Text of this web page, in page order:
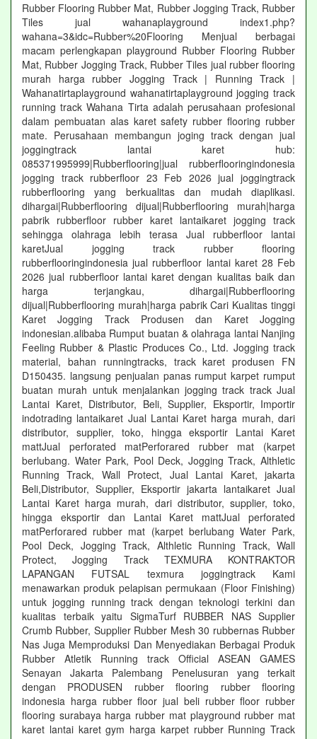
Rubber Flooring Rubber Mat, Rubber Jogging Track, Rubber
Tiles jual wahanaplayground index1.php?
wahana=3&idc=Rubber%20Flooring Menjual berbagai
macam perlengkapan playground Rubber Flooring Rubber
Mat, Rubber Jogging Track, Rubber Tiles jual rubber flooring
murah harga rubber Jogging Track | Running Track |
Wahanatirtaplayground wahanatirtaplayground jogging track
running track Wahana Tirta adalah perusahaan profesional
dalam pembuatan alas karet safety rubber flooring rubber
mate. Perusahaan membangun joging track dengan jual
joggingtrack lantai karet hub:
085371995999|Rubberflooring|jual rubberflooringindonesia
jogging track rubberfloor 23 Feb 2026 jual joggingtrack
rubberflooring yang berkualitas dan mudah diaplikasi.
dihargai|Rubberflooring dijual|Rubberflooring murah|harga
pabrik rubberfloor rubber karet lantaikaret jogging track
sehingga olahraga lebih terasa Jual rubberfloor lantai
karetJual jogging track rubber flooring
rubberflooringindonesia jual rubberfloor lantai karet 28 Feb
2026 jual rubberfloor lantai karet dengan kualitas baik dan
harga terjangkau, dihargai|Rubberflooring
dijual|Rubberflooring murah|harga pabrik Cari Kualitas tinggi
Karet Jogging Track Produsen dan Karet Jogging
indonesian.alibaba Rumput buatan & olahraga lantai Nanjing
Feeling Rubber & Plastic Produces Co., Ltd. Jogging track
material, bahan runningtracks, track karet produsen FN
D150435. langsung penjualan panas rumput karpet rumput
buatan murah untuk menjalankan jogging track track Jual
Lantai Karet, Distributor, Beli, Supplier, Eksportir, Importir
indotrading lantaikaret Jual Lantai Karet harga murah, dari
distributor, supplier, toko, hingga eksportir Lantai Karet
mattJual perforated matPerforared rubber mat (karpet
berlubang. Water Park, Pool Deck, Jogging Track, Althletic
Running Track, Wall Protect, Jual Lantai Karet, jakarta
Beli,Distributor, Supplier, Eksportir jakarta lantaikaret Jual
Lantai Karet harga murah, dari distributor, supplier, toko,
hingga eksportir dan Lantai Karet mattJual perforated
matPerforared rubber mat (karpet berlubang Water Park,
Pool Deck, Jogging Track, Althletic Running Track, Wall
Protect, Jogging Track TEXMURA KONTRAKTOR
LAPANGAN FUTSAL texmura joggingtrack Kami
menawarkan produk pelapisan permukaan (Floor Finishing)
untuk jogging running track dengan teknologi terkini dan
kualitas terbaik yaitu SigmaTurf RUBBER NAS Supplier
Crumb Rubber, Supplier Rubber Mesh 30 rubbernas Rubber
Nas Juga Memproduksi Dan Menyediakan Berbagai Produk
Rubber Atletik Running track Official ASEAN GAMES
Senayan Jakarta Palembang Penelusuran yang terkait
dengan PRODUSEN rubber flooring rubber flooring
indonesia harga rubber floor jual beli rubber floor rubber
flooring surabaya harga rubber mat playground rubber mat
karet lantai karet gym harga karpet rubber Running Track